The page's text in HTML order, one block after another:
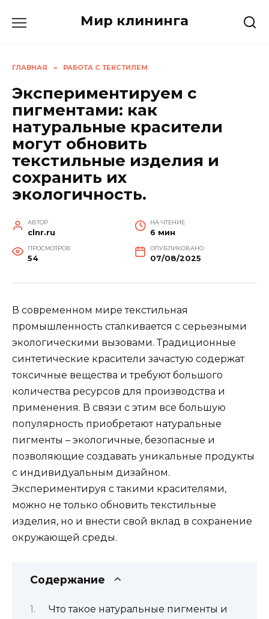
Мир клининга
ГЛАВНАЯ » РАБОТА С ТЕКСТИЛЕМ
Экспериментируем с
пигментами: как
натуральные красители
могут обновить
текстильные изделия и
сохранить их
экологичность.
АВТОР
clnr.ru
НА ЧТЕНИЕ
6 мин
ПРОСМОТРОВ
54
ОПУБЛИКОВАНО
07/08/2025
В современном мире текстильная
промышленность сталкивается с серьезными
экологическими вызовами. Традиционные
синтетические красители зачастую содержат
токсичные вещества и требуют большого
количества ресурсов для производства и
применения. В связи с этим все большую
популярность приобретают натуральные
пигменты – экологичные, безопасные и
позволяющие создавать уникальные продукты
с индивидуальным дизайном.
Экспериментируя с такими красителями,
можно не только обновить текстильные
изделия, но и внести свой вклад в сохранение
окружающей среды.
Содержание
Что такое натуральные пигменты и